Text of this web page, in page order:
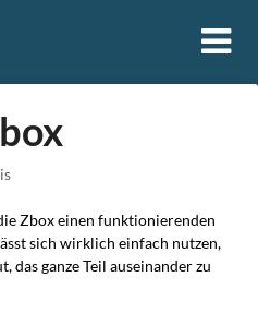
Zbox einen funktionierenden
sich wirklich einfach nutzen,
das ganze Teil auseinander zu